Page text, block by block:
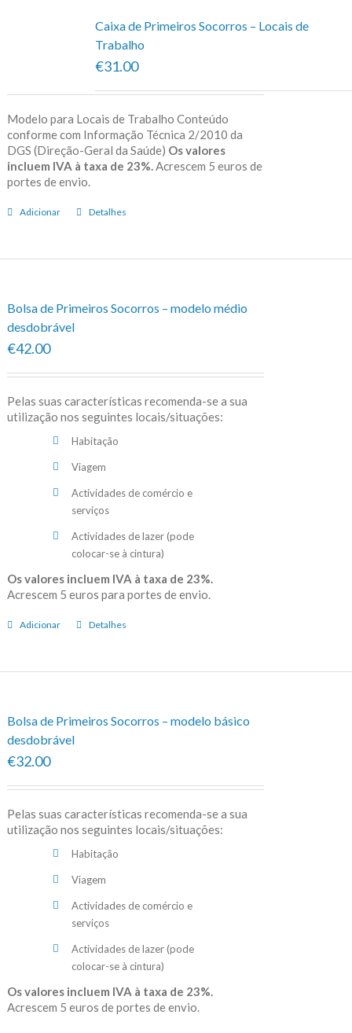
Caixa de Primeiros Socorros – Locais de
Trabalho
€31.00
Modelo para Locais de Trabalho Conteúdo
conforme com Informação Técnica 2/2010 da
DGS (Direção-Geral da Saúde) Os valores
incluem IVA à taxa de 23%. Acrescem 5 euros de
portes de envio.
Adicionar Detalhes
Bolsa de Primeiros Socorros – modelo médio
desdobrável
€42.00
Pelas suas características recomenda-se a sua
utilização nos seguintes locais/situações:
Habitação
Viagem
Actividades de comércio e
serviços
Actividades de lazer (pode
colocar-se à cintura)
Os valores incluem IVA à taxa de 23%.
Acrescem 5 euros para portes de envio.
Adicionar Detalhes
Bolsa de Primeiros Socorros – modelo básico
desdobrável
€32.00
Pelas suas características recomenda-se a sua
utilização nos seguintes locais/situações:
Habitação
Viagem
Actividades de comércio e
serviços
Actividades de lazer (pode
colocar-se à cintura)
Os valores incluem IVA à taxa de 23%.
Acrescem 5 euros de portes de envio.